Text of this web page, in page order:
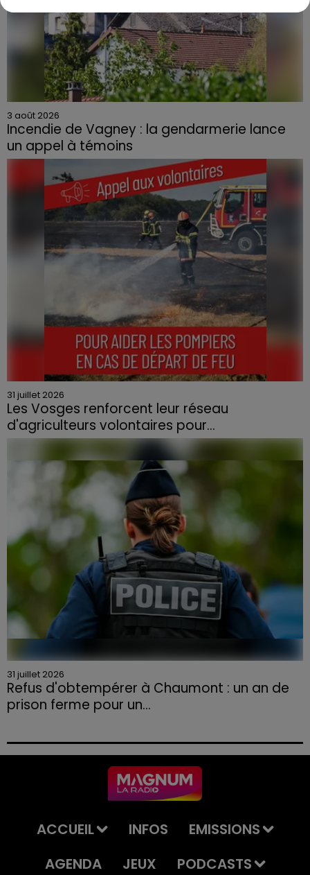
3 août 2026
Incendie de Vagney : la gendarmerie lance
un appel à témoins
Le feu, parti d'une haie avant de se propager au
quartier résidentiel, avait détruit deux habitations et
contraint à l'évacuation d'une centaine de personnes.
31 juillet 2026
Les Vosges renforcent leur réseau
d'agriculteurs volontaires pour...
Face à la sécheresse et aux risques de départs de feu,
la Chambre d'agriculture des Vosges a lancé un appel
aux agriculteurs volontaires pour venir en aide...
31 juillet 2026
Refus d'obtempérer à Chaumont : un an de
prison ferme pour un...
permis et la confiscation de son véhicule.
ACCUEIL INFOS
EMISSIONS
AGENDA
JEUX PODCASTS